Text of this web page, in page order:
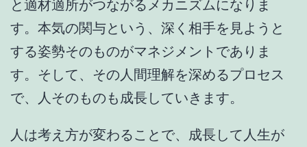
と適材適所がつながるメカニズムになりま
す。本気の関与という、深く相手を見ようと
する姿勢そのものがマネジメントでありま
す。そして、その人間理解を深めるプロセス
で、人そのものも成長していきます。
人は考え方が変わることで、成長して人生が